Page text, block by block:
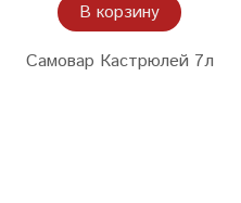
В корзину
Самовар Кастрюлей 7л